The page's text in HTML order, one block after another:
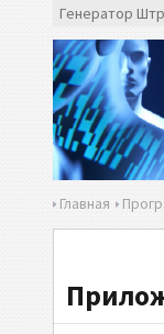
Генератор
Главная